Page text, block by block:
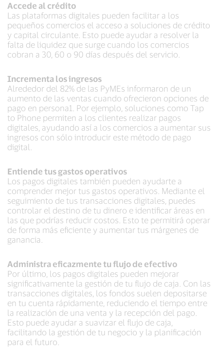
Accede al crédito
Las plataformas digitales pueden facilitar a los
pequeños comercios el acceso a soluciones de crédito
y capital circulante. Esto puede ayudar a resolver la
falta de liquidez que surge cuando los comercios
cobran a 30, 60 o 90 días después del servicio.
Incrementa los ingresos
Alrededor del 82% de las PyMEs informaron de un
aumento de las ventas cuando ofrecieron opciones de
pago en persona1. Por ejemplo, soluciones como Tap
to Phone permiten a los clientes realizar pagos
digitales, ayudando así a los comercios a aumentar sus
ingresos con sólo introducir este método de pago
digital.
Entiende tus gastos operativos
Los pagos digitales también pueden ayudarte a
comprender mejor tus gastos operativos. Mediante el
seguimiento de tus transacciones digitales, puedes
controlar el destino de tu dinero e identificar áreas en
las que podrías reducir costos. Esto te permitirá operar
de forma más eficiente y aumentar tus márgenes de
ganancia.
Administra eficazmente tu flujo de efectivo
Por último, los pagos digitales pueden mejorar
significativamente la gestión de tu flujo de caja. Con las
transacciones digitales, los fondos suelen depositarse
en tu cuenta rápidamente, reduciendo el tiempo entre
la realización de una venta y la recepción del pago.
Esto puede ayudar a suavizar el flujo de caja,
facilitando la gestión de tu negocio y la planificación
para el futuro.